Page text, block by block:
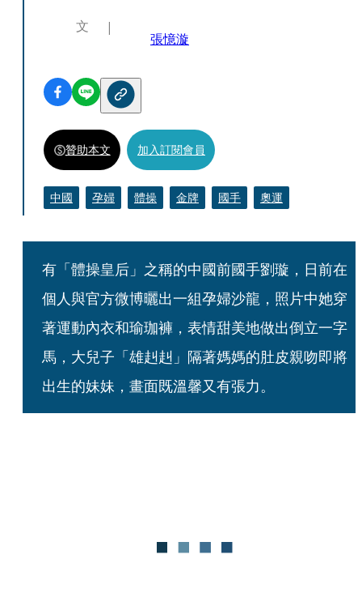
文
張憶漩
贊助本文 加入訂閱會員
中國 孕婦 體操 金牌 國手 奧運
有「體操皇后」之稱的中國前國手劉璇，日前在
個人與官方微博曬出一組孕婦沙龍，照片中她穿
著運動內衣和瑜珈褲，表情甜美地做出倒立一字
馬，大兒子「雄赳赳」隔著媽媽的肚皮親吻即將
出生的妹妹，畫面既溫馨又有張力。